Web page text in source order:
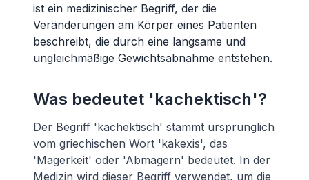
ist ein medizinischer Begriff, der die
Veränderungen am Körper eines Patienten
beschreibt, die durch eine langsame und
ungleichmäßige Gewichtsabnahme entstehen.
Was bedeutet 'kachektisch'?
Der Begriff 'kachektisch' stammt ursprünglich
vom griechischen Wort 'kakexis', das
'Magerkeit' oder 'Abmagern' bedeutet. In der
Medizin wird dieser Begriff verwendet, um die